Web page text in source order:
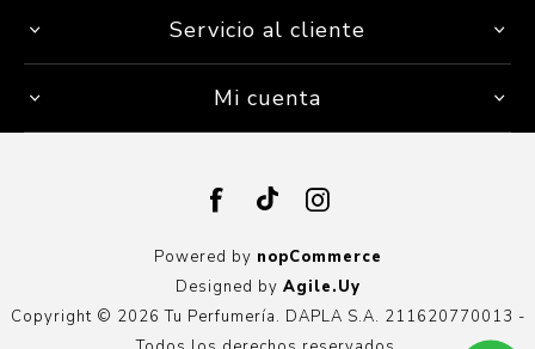
Servicio al cliente
Mi cuenta
Powered by nopCommerce
Designed by Agile.Uy
Copyright © 2026 Tu Perfumería. DAPLA S.A. 211620770013 -